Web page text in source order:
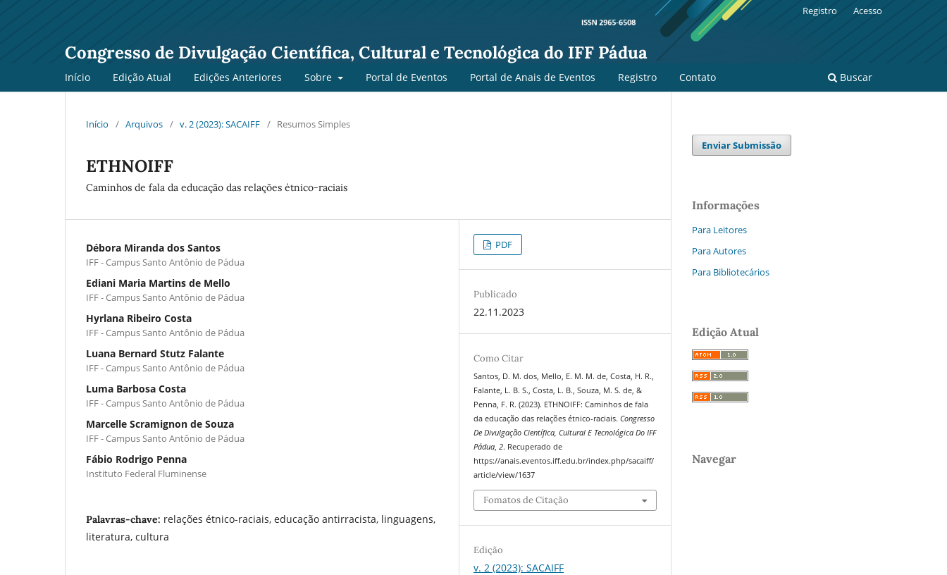
Congresso de Divulgação Científica, Cultural e Tecnológica do IFF Pádua
Início Edição Atual Edições Anteriores Sobre Portal de Eventos Portal de Anais de Eventos Registro Contato Buscar
Registro Acesso
Início / Arquivos / v. 2 (2023): SACAIFF / Resumos Simples
ETHNOIFF
Caminhos de fala da educação das relações étnico-raciais
Débora Miranda dos Santos
IFF - Campus Santo Antônio de Pádua
Ediani Maria Martins de Mello
IFF - Campus Santo Antônio de Pádua
Hyrlana Ribeiro Costa
IFF - Campus Santo Antônio de Pádua
Luana Bernard Stutz Falante
IFF - Campus Santo Antônio de Pádua
Luma Barbosa Costa
IFF - Campus Santo Antônio de Pádua
Marcelle Scramignon de Souza
IFF - Campus Santo Antônio de Pádua
Fábio Rodrigo Penna
Instituto Federal Fluminense
Palavras-chave: relações étnico-raciais, educação antirracista, linguagens,
literatura, cultura
PDF
Publicado
22.11.2023
Como Citar
Santos, D. M. dos, Mello, E. M. M. de, Costa, H. R.,
Falante, L. B. S., Costa, L. B., Souza, M. S. de, &
Penna, F. R. (2023). ETHNOIFF: Caminhos de fala
da educação das relações étnico-raciais.Congresso
De Divulgação Científica, Cultural E Tecnológica Do IFF
Pádua,2. Recuperado de
https://anais.eventos.iff.edu.br/index.php/sacaiff/
article/view/1637
Fomatos de Citação
Edição
v. 2 (2023): SACAIFF
Enviar Submissão
Informações
Para Leitores
Para Autores
Para Bibliotecários
Edição Atual
Navegar